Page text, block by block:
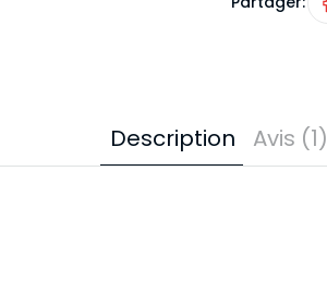
Description Avis (1)